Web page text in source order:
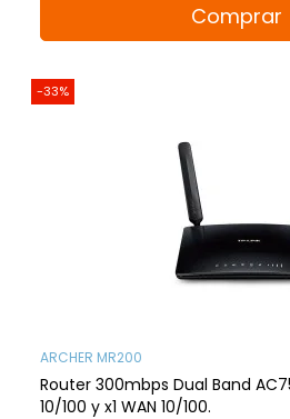
Comprar
-33%
ARCHER MR200
Router 300mbps Dual Band
10/100 y x1 WAN 10/100.